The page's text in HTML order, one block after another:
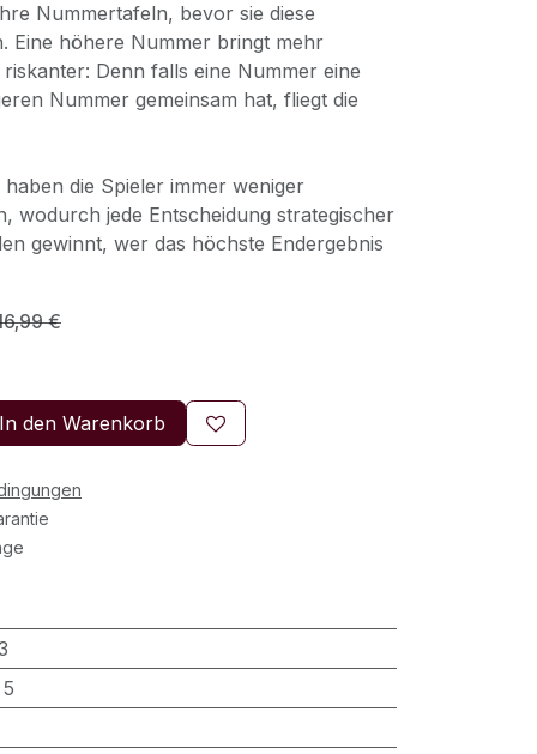
Nummertafeln, bevor sie diese
Eine höhere Nummer bringt mehr
Denn falls eine Nummer eine
Nummer gemeinsam hat, fliegt die
die Spieler immer weniger
wodurch jede Entscheidung strategischer
gewinnt, wer das höchste Endergebnis
€
In den Warenkorb
5